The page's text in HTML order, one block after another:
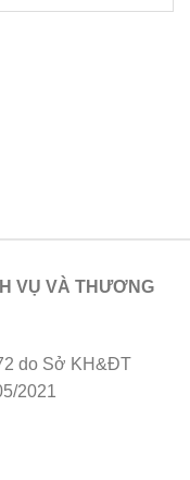
VỤ VÀ THƯƠNG
do Sở KH&ĐT
2021